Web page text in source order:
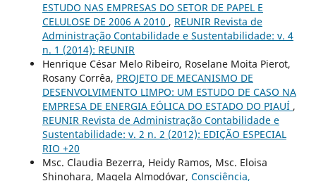
ESTUDO NAS EMPRESAS DO SETOR DE PAPEL E
CELULOSE DE 2006 A 2010 , REUNIR Revista de
Administração Contabilidade e Sustentabilidade: v. 4
n. 1 (2014): REUNIR
Henrique César Melo Ribeiro, Roselane Moita Pierot,
Rosany Corrêa, PROJETO DE MECANISMO DE
DESENVOLVIMENTO LIMPO: UM ESTUDO DE CASO NA
EMPRESA DE ENERGIA EÓLICA DO ESTADO DO PIAUÍ ,
REUNIR Revista de Administração Contabilidade e
Sustentabilidade: v. 2 n. 2 (2012): EDIÇÃO ESPECIAL
RIO +20
Msc. Claudia Bezerra, Heidy Ramos, Msc. Eloisa
Shinohara, Magela Almodóvar, Consciência,